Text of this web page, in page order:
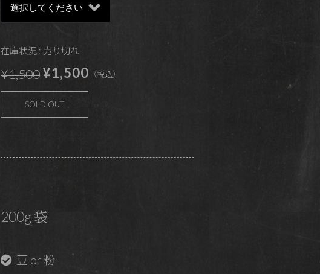
在庫状況 : 売り切れ
¥1,500¥1,500 （税込）
SOLD OUT
200g 袋
豆 or 粉